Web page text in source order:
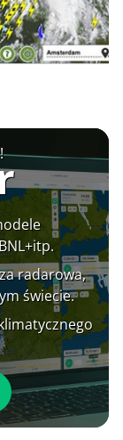
radarowa,
świecie.